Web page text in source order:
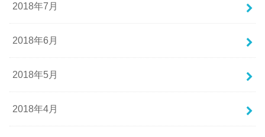
2018年7月
2018年6月
2018年5月
2018年4月